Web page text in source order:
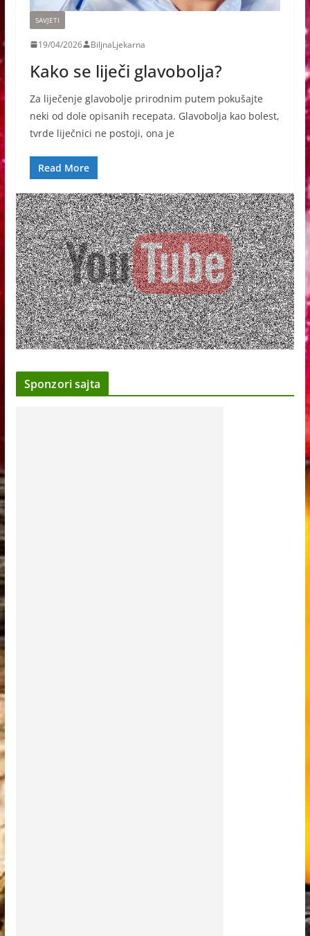
SAVJETI
19/04/2026 BiljnaLjekarna
Kako se liječi glavobolja?
Za liječenje glavobolje prirodnim putem pokušajte
neki od dole opisanih recepata. Glavobolja kao bolest,
tvrde liječnici ne postoji, ona je
Read More
Sponzori sajta